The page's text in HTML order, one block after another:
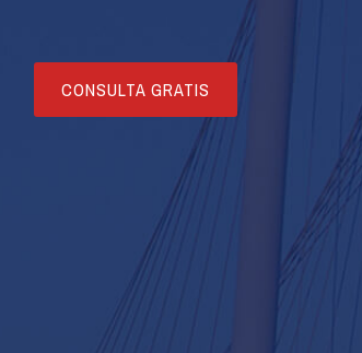
CONSULTA GRATIS